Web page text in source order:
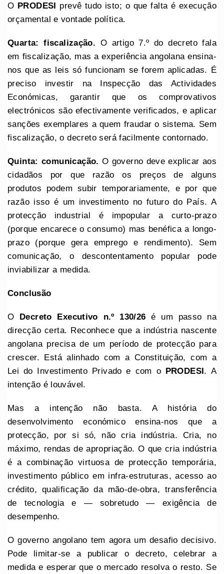
O PRODESI prevê tudo isto; o que falta é execução
orçamental e vontade política.
Quarta: fiscalização. O artigo 7.º do decreto fala
em fiscalização, mas a experiência angolana ensina-
nos que as leis só funcionam se forem aplicadas. É
preciso investir na Inspecção das Actividades
Económicas, garantir que os comprovativos
electrónicos são efectivamente verificados, e aplicar
sanções exemplares a quem fraudar o sistema. Sem
fiscalização, o decreto será facilmente contornado.
Quinta: comunicação. O governo deve explicar aos
cidadãos por que razão os preços de alguns
produtos podem subir temporariamente, e por que
razão isso é um investimento no futuro do País. A
protecção industrial é impopular a curto-prazo
(porque encarece o consumo) mas benéfica a longo-
prazo (porque gera emprego e rendimento). Sem
comunicação, o descontentamento popular pode
inviabilizar a medida.
Conclusão
O Decreto Executivo n.º 130/26 é um passo na
direcção certa. Reconhece que a indústria nascente
angolana precisa de um período de protecção para
crescer. Está alinhado com a Constituição, com a
Lei do Investimento Privado e com o PRODESI. A
intenção é louvável.
Mas a intenção não basta. A história do
desenvolvimento económico ensina-nos que a
protecção, por si só, não cria indústria. Cria, no
máximo, rendas de apropriação. O que cria indústria
é a combinação virtuosa de protecção temporária,
investimento público em infra-estruturas, acesso ao
crédito, qualificação da mão-de-obra, transferência
de tecnologia e — sobretudo — exigência de
desempenho.
O governo angolano tem agora um desafio decisivo.
Pode limitar-se a publicar o decreto, celebrar a
medida e esperar que o mercado resolva o resto. Se